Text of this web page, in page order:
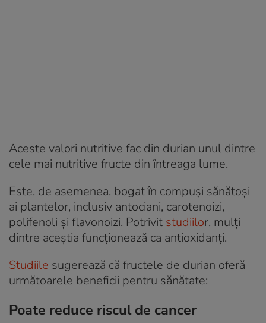
Aceste valori nutritive fac din durian unul dintre
cele mai nutritive fructe din întreaga lume.
Este, de asemenea, bogat în compuși sănătoși
ai plantelor, inclusiv antociani, carotenoizi,
polifenoli și flavonoizi. Potrivit studiilor, mulți
dintre aceștia funcționează ca antioxidanți.
Studiile sugerează că fructele de durian oferă
următoarele beneficii pentru sănătate:
Poate reduce riscul de cancer